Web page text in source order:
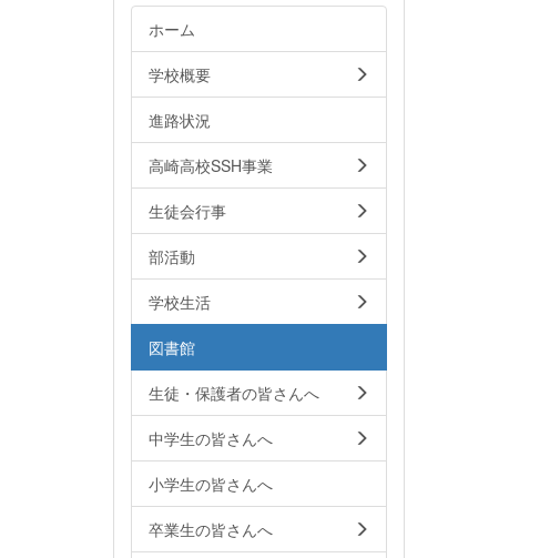
ホーム
学校概要
進路状況
高崎高校SSH事業
生徒会行事
部活動
学校生活
図書館
生徒・保護者の皆さんへ
中学生の皆さんへ
小学生の皆さんへ
卒業生の皆さんへ